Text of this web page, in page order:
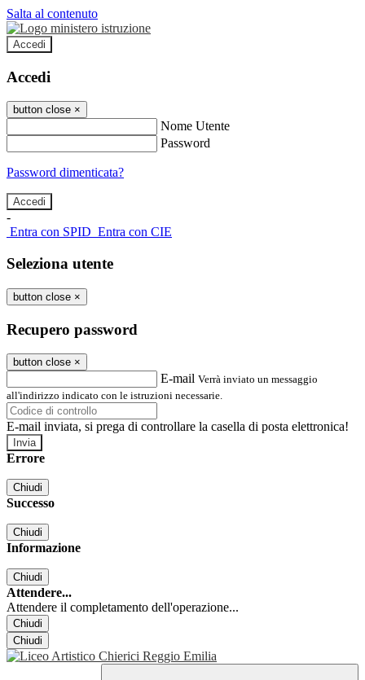
Salta al contenuto
Accedi
Accedi
button close ×
Nome Utente
Password
Password dimenticata?
-
Entra con SPID Entra con CIE
Seleziona utente
button close ×
Recupero password
button close ×
E-mail Verrà inviato un messaggio
all'indirizzo indicato con le istruzioni necessarie.
E-mail inviata, si prega di controllare la casella di posta elettronica!
Errore
Chiudi
Successo
Chiudi
Informazione
Chiudi
Attendere...
Attendere il completamento dell'operazione...
Chiudi
Chiudi